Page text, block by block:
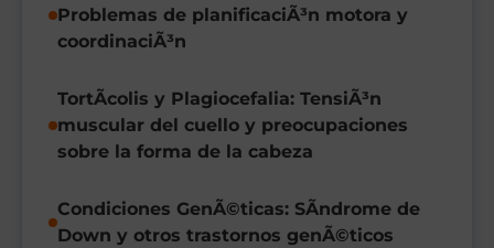
Problemas de planificaciÃ³n motora y
coordinaciÃ³n
TortÃ­colis y Plagiocefalia: TensiÃ³n
muscular del cuello y preocupaciones
sobre la forma de la cabeza
Condiciones GenÃ©ticas: SÃ­ndrome de
Down y otros trastornos genÃ©ticos